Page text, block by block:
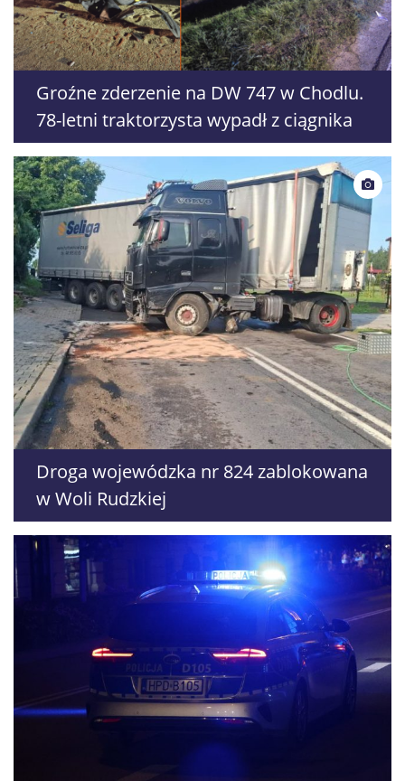
Groźne zderzenie na DW 747 w Chodlu.
78-letni traktorzysta wypadł z ciągnika
Droga wojewódzka nr 824 zablokowana
w Woli Rudzkiej